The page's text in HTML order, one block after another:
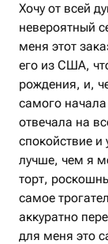
Хочу от всей
невероятный
меня этот
его из США,
рождения, и,
самого
отвечала на
спокойствие и
лучше, чем я
торт,
самое
аккуратно
для меня это